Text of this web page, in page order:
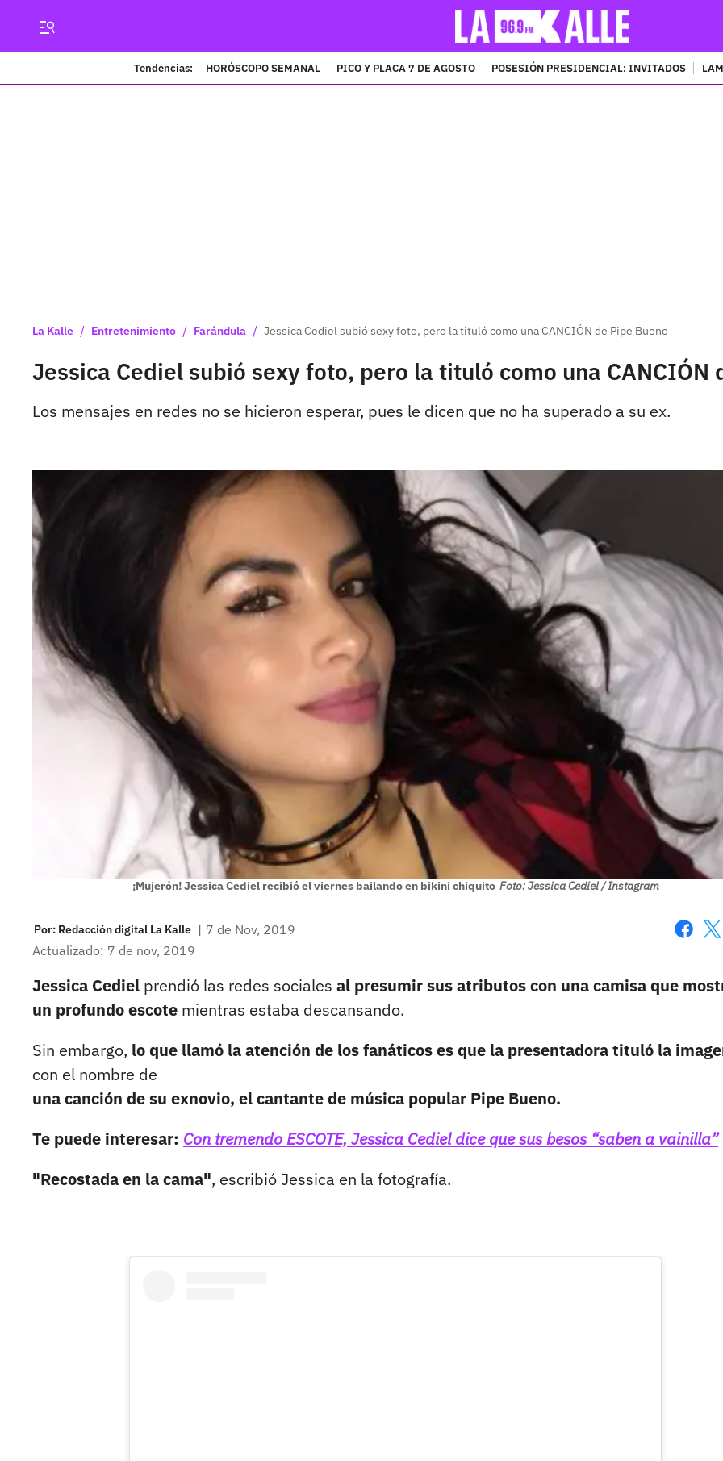
Tendencias: HORÓSCOPO SEMANAL PICO Y PLACA 7 DE AGOSTO POSESIÓN PRESIDENCIAL: INVITADOS
La Kalle / Entretenimiento / Farándula / Jessica Cediel subió sexy foto, pero la tituló como una CANCIÓN de Pipe Bueno
Jessica Cediel subió sexy foto, pero la tituló como una CANCIÓN
Los mensajes en redes no se hicieron esperar, pues le dicen que no ha superado a su ex.
¡Mujerón! Jessica Cediel recibió el viernes bailando en bikini chiquito Foto: Jessica Cediel / Instagram
Por: Redacción digital La Kalle | 7 de Nov, 2019
Actualizado: 7 de nov, 2019
Jessica Cediel prendió las redes sociales al presumir sus atributos con una camisa que
un profundo escote mientras estaba descansando.
Sin embargo, lo que llamó la atención de los fanáticos es que la presentadora tituló la
con el nombre de
una canción de su exnovio, el cantante de música popular Pipe Bueno.
Te puede interesar: Con tremendo ESCOTE, Jessica Cediel dice que sus besos “saben a vainilla”
"Recostada en la cama", escribió Jessica en la fotografía.